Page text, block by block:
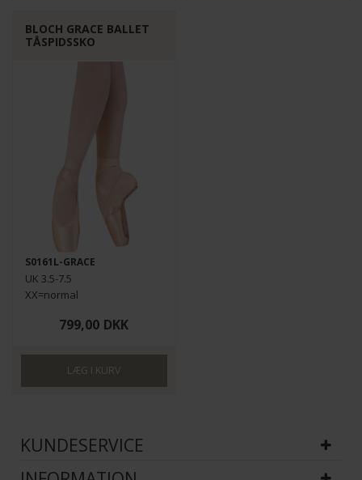
BLOCH GRACE BALLET
TÅSPIDSSKO
S0161L-GRACE
UK 3.5-7.5
XX=normal
799,00 DKK
KUNDESERVICE